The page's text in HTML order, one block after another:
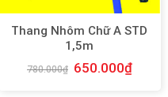
Thang Nhôm Chữ A STD
1,5m
780.000₫ 650.000₫